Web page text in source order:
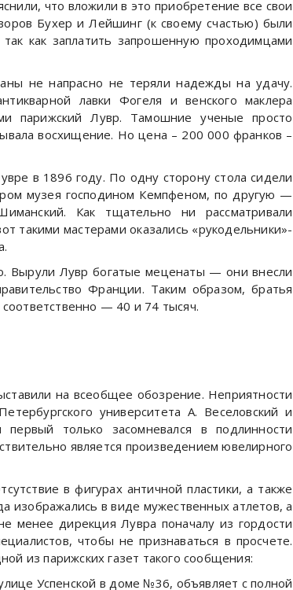
что вложили в это приобретение все свои
Бухер и Лейшинг (к своему счастью) были
как заплатить запрошенную проходимцами
не напрасно не теряли надежды на удачу.
лавки Фогеля и венского маклера
парижский Лувр. Тамошние ученые просто
восхищение. Но цена – 200 000 франков –
в 1896 году. По одну сторону стола сидели
музея господином Кемпфеном, по другую —
Как тщательно ни рассматривали
такими мастерами оказались «рукодельники»-
Вырули Лувр богатые меценаты — они внесли
Франции. Таким образом, братья
— 40 и 74 тысяч.
на всеобщее обозрение. Неприятности
университета А. Веселовский и
только засомневался в подлинности
является произведением ювелирного
в фигурах античной пластики, а также
изображались в виде мужественных атлетов, а
дирекция Лувра поначалу из гордости
чтобы не признаваться в просчете.
из парижских газет такого сообщения:
Успенской в доме №36, объявляет с полной